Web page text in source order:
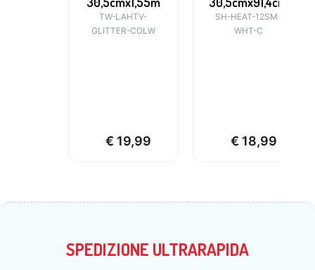
TW-LAHTV-
GLITTER-COLW
€ 19,99
SH-HEAT-12SM-
WHT-C
€ 18,99
SPEDIZIONE ULTRARAPIDA